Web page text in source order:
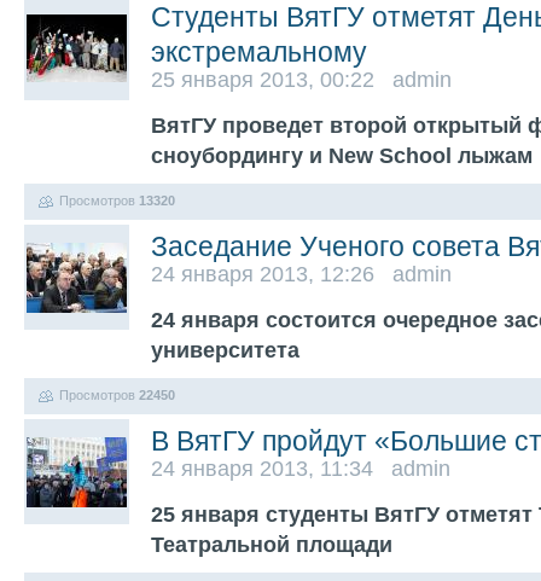
Студенты ВятГУ отметят
экстремальному
25 января 2013, 00:22 admin
ВятГУ проведет второй открытый
сноубордингу и New School лыжам
Просмотров 13320
Заседание Ученого совета
24 января 2013, 12:26 admin
24 января состоится очередное
университета
Просмотров 22450
В ВятГУ пройдут «Большие
24 января 2013, 11:34 admin
25 января студенты ВятГУ
Театральной площади